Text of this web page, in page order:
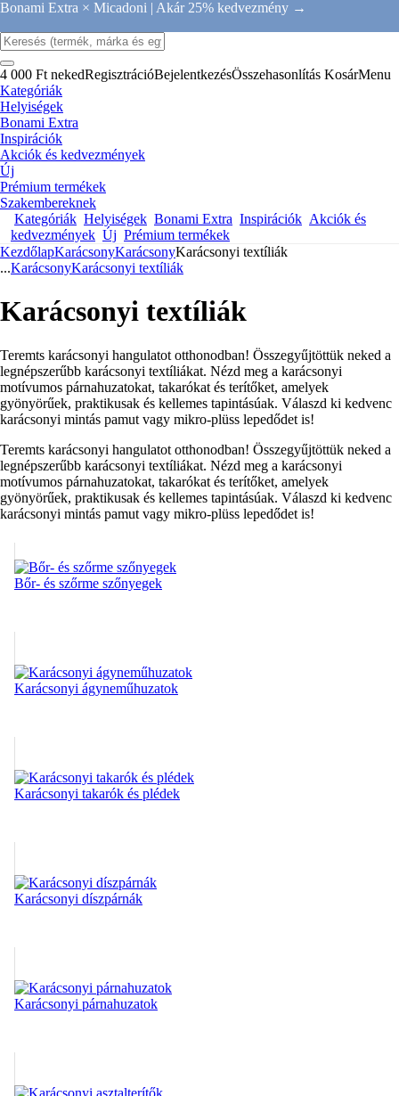
Bonami Extra × Micadoni | Akár 25% kedvezmény →
4 000 Ft nekedRegisztrációBejelentkezésÖsszehasonlítás KosárMenu
Kategóriák
Helyiségek
Bonami Extra
Inspirációk
Akciók és kedvezmények
Új
Prémium termékek
Szakembereknek
Kategóriák Helyiségek Bonami Extra Inspirációk Akciók és
kedvezmények Új Prémium termékek
KezdőlapKarácsonyKarácsonyKarácsonyi textíliák
...KarácsonyKarácsonyi textíliák
Karácsonyi textíliák
Teremts karácsonyi hangulatot otthonodban! Összegyűjtöttük neked a
legnépszerűbb karácsonyi textíliákat. Nézd meg a karácsonyi
motívumos párnahuzatokat, takarókat és terítőket, amelyek
gyönyörűek, praktikusak és kellemes tapintásúak. Válaszd ki kedvenc
karácsonyi mintás pamut vagy mikro-plüss lepedődet is!
Teremts karácsonyi hangulatot otthonodban! Összegyűjtöttük neked a
legnépszerűbb karácsonyi textíliákat. Nézd meg a karácsonyi
motívumos párnahuzatokat, takarókat és terítőket, amelyek
gyönyörűek, praktikusak és kellemes tapintásúak. Válaszd ki kedvenc
karácsonyi mintás pamut vagy mikro-plüss lepedődet is!
Bőr- és szőrme szőnyegek
Karácsonyi ágyneműhuzatok
Karácsonyi takarók és plédek
Karácsonyi díszpárnák
Karácsonyi párnahuzatok